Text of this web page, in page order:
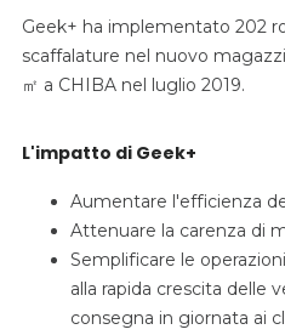
Geek+ ha implementato 202
scaffalature nel nuovo
㎡ a CHIBA nel luglio 2019.
L'impatto di Geek+
Aumentare l'efficienza
Attenuare la carenza di
Semplificare le
alla rapida crescita delle
consegna in giornata ai